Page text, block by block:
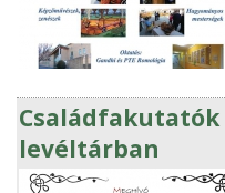
levéltárban